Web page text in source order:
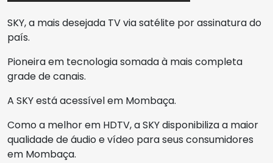
SKY, a mais desejada TV via satélite por assinatura do
país.
Pioneira em tecnologia somada à mais completa
grade de canais.
A SKY está acessível em Mombaça.
Como a melhor em HDTV, a SKY disponibiliza a maior
qualidade de áudio e vídeo para seus consumidores
em Mombaça.